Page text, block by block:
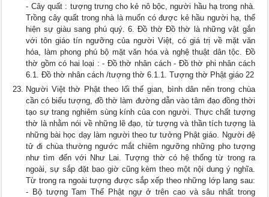
- Cây quất : tượng trưng cho kẻ nô bộc, người hầu hạ trong nhà.
Trồng cây quất trong nhà là muốn có được kẻ hầu người hạ, thể
hiện sự giàu sang phú quý. 6. Đồ thờ Đồ thờ là những vật gắn
với tôn giáo tín ngưỡng của người Việt, có giá trị về mặt văn
hóa, làm phong phú bộ mặt văn hóa và nghệ thuật dân tộc. Đồ
thờ gồm có hai loại : - Đồ thờ nhân cách - Đồ thờ phi nhân cách
6.1. Đồ thờ nhân cách /tượng thờ 6.1.1. Tượng thờ Phật giáo 22
Người Việt thờ Phật theo lối thế gian, bình dân nên trong chùa
cần có biểu tượng, đồ thờ làm đường dẫn vào tâm đạo đồng thời
tạo sự trang nghiêm sùng kính của con người. Thực chất tượng
thờ là nhằm nói về những lẽ đạo, từ tượng và thần tích tượng là
những bài học dạy làm người theo tư tưởng Phật giáo. Người đệ
tử đi chùa thường ngước mắt chiêm ngưỡng những pho tượng
như tìm đến với Như Lai. Tượng thờ có hệ thống từ trong ra
ngoài, sự sắp đặt bao giờ cũng kèm theo một nội dung ý nghĩa.
Từ trong ra ngoài tượng được sắp xếp theo những lớp lang sau:
- Bộ tượng Tam Thế Phật ngự ở trên cao và sâu nhất trong